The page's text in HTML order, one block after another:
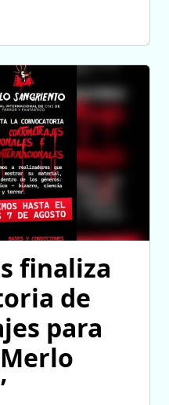
finaliza
de
para